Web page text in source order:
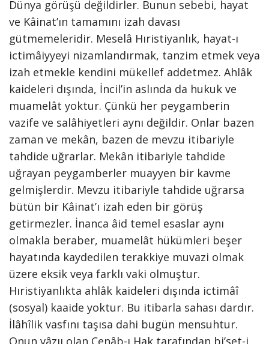
Dünya görüşü değildirler. Bunun sebebi, hayat
ve Kâinat’ın tamamını izah davası
gütmemeleridir. Meselâ Hıristiyanlık, hayat-ı
ictimâiyyeyi nizamlandırmak, tanzim etmek veya
izah etmekle kendini mükellef addetmez. Ahlâk
kaideleri dışında, İncil’in aslında da hukuk ve
muamelât yoktur. Çünkü her peygamberin
vazife ve salâhiyetleri aynı değildir. Onlar bazen
zaman ve mekân, bazen de mevzu itibariyle
tahdide uğrarlar. Mekân itibariyle tahdide
uğrayan peygamberler muayyen bir kavme
gelmişlerdir. Mevzu itibariyle tahdide uğrarsa
bütün bir Kâinat’ı izah eden bir görüş
getirmezler. İnanca âid temel esaslar aynı
olmakla beraber, muamelât hükümleri beşer
hayatında kaydedilen terakkiye muvazi olmak
üzere eksik veya farklı vaki olmuştur.
Hıristiyanlıkta ahlâk kaideleri dışında ictimâî
(sosyal) kaaide yoktur. Bu itibarla sahası dardır.
İlâhîlik vasfını taşısa dahi bugün mensuhtur.
Onun vâzıı olan Cenâb-ı Hak tarafından bi’set-i